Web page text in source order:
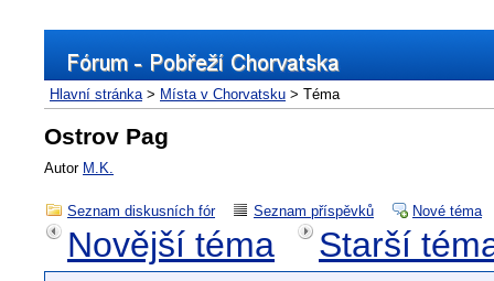
Hlavní stránka> Místa v Chorvatsku > Téma
Ostrov Pag
Autor M.K.
Seznam diskusních fór Seznam příspěvků Nové téma
Novější téma Starší